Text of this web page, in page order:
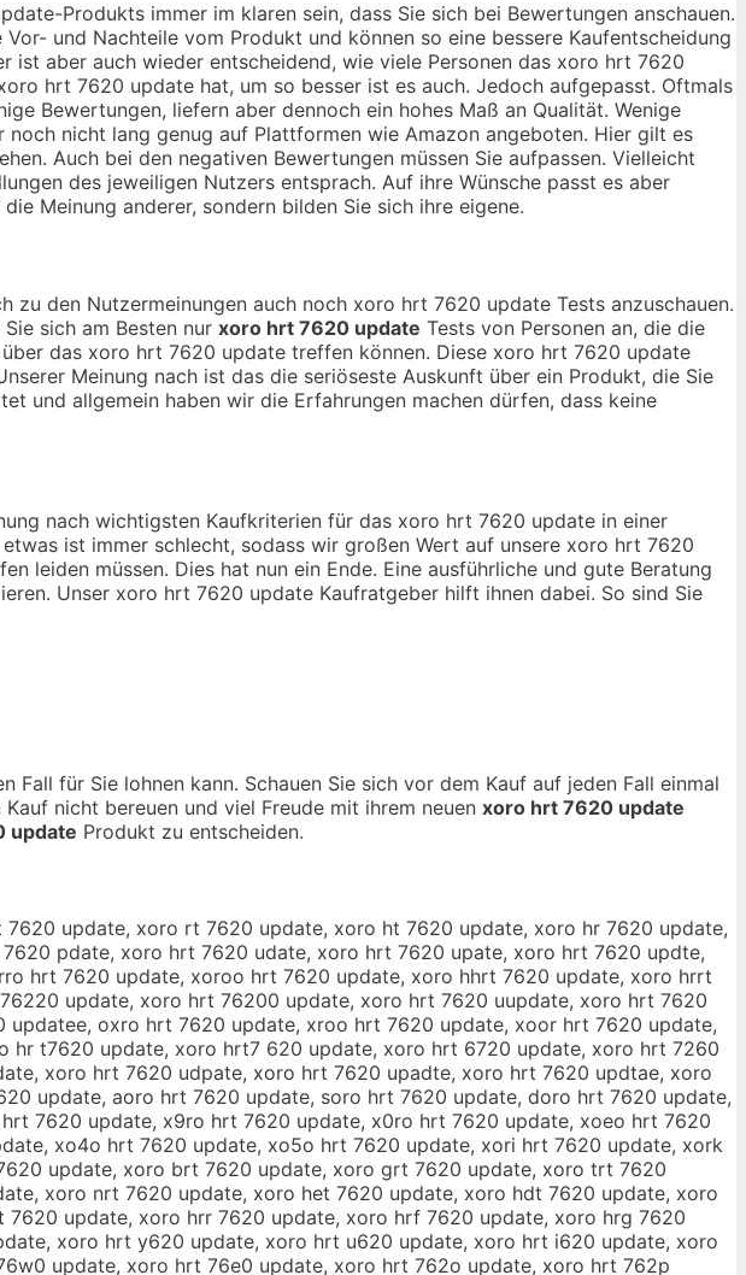
Produkts immer im klaren sein, dass Sie sich bei Bewertungen anschauen.
und Nachteile vom Produkt und können so eine bessere Kaufentscheidung
aber auch wieder entscheidend, wie viele Personen das xoro hrt 7620
hrt 7620 update hat, um so besser ist es auch. Jedoch aufgepasst. Oftmals
Bewertungen, liefern aber dennoch ein hohes Maß an Qualität. Wenige
nicht lang genug auf Plattformen wie Amazon angeboten. Hier gilt es
Auch bei den negativen Bewertungen müssen Sie aufpassen. Vielleicht
des jeweiligen Nutzers entsprach. Auf ihre Wünsche passt es aber
Meinung anderer, sondern bilden Sie sich ihre eigene.
den Nutzermeinungen auch noch xoro hrt 7620 update Tests anzuschauen.
sich am Besten nur xoro hrt 7620 update Tests von Personen an, die die
das xoro hrt 7620 update treffen können. Diese xoro hrt 7620 update
Meinung nach ist das die seriöseste Auskunft über ein Produkt, die Sie
und allgemein haben wir die Erfahrungen machen dürfen, dass keine
nach wichtigsten Kaufkriterien für das xoro hrt 7620 update in einer
ist immer schlecht, sodass wir großen Wert auf unsere xoro hrt 7620
leiden müssen. Dies hat nun ein Ende. Eine ausführliche und gute Beratung
Unser xoro hrt 7620 update Kaufratgeber hilft ihnen dabei. So sind Sie
Fall für Sie lohnen kann. Schauen Sie sich vor dem Kauf auf jeden Fall einmal
nicht bereuen und viel Freude mit ihrem neuen xoro hrt 7620 update
update Produkt zu entscheiden.
update, xoro rt 7620 update, xoro ht 7620 update, xoro hr 7620 update,
pdate, xoro hrt 7620 udate, xoro hrt 7620 upate, xoro hrt 7620 updte,
hrt 7620 update, xoroo hrt 7620 update, xoro hhrt 7620 update, xoro hrrt
update, xoro hrt 76200 update, xoro hrt 7620 uupdate, xoro hrt 7620
oxro hrt 7620 update, xroo hrt 7620 update, xoor hrt 7620 update,
t7620 update, xoro hrt7 620 update, xoro hrt 6720 update, xoro hrt 7260
xoro hrt 7620 udpate, xoro hrt 7620 upadte, xoro hrt 7620 updtae, xoro
update, aoro hrt 7620 update, soro hrt 7620 update, doro hrt 7620 update,
7620 update, x9ro hrt 7620 update, x0ro hrt 7620 update, xoeo hrt 7620
xo4o hrt 7620 update, xo5o hrt 7620 update, xori hrt 7620 update, xork
update, xoro brt 7620 update, xoro grt 7620 update, xoro trt 7620
xoro nrt 7620 update, xoro het 7620 update, xoro hdt 7620 update, xoro
update, xoro hrr 7620 update, xoro hrf 7620 update, xoro hrg 7620
xoro hrt y620 update, xoro hrt u620 update, xoro hrt i620 update, xoro
update, xoro hrt 76e0 update, xoro hrt 762o update, xoro hrt 762p